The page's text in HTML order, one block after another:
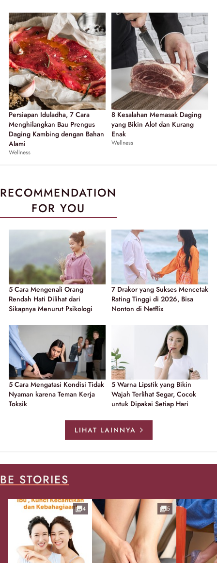
Persiapan Iduladha, 7 Cara
Menghilangkan Bau Prengus
Daging Kambing dengan Bahan
Alami
Wellness
8 Kesalahan Memasak Daging
yang Bikin Alot dan Kurang
Enak
Wellness
RECOMMENDATION
FOR YOU
5 Cara Mengenali Orang
Rendah Hati Dilihat dari
Sikapnya Menurut Psikologi
7 Drakor yang Sukses Mencetak
Rating Tinggi di 2026, Bisa
Nonton di Netflix
5 Cara Mengatasi Kondisi Tidak
Nyaman karena Teman Kerja
Toksik
5 Warna Lipstik yang Bikin
Wajah Terlihat Segar, Cocok
untuk Dipakai Setiap Hari
LIHAT LAINNYA
BE STORIES
4 5